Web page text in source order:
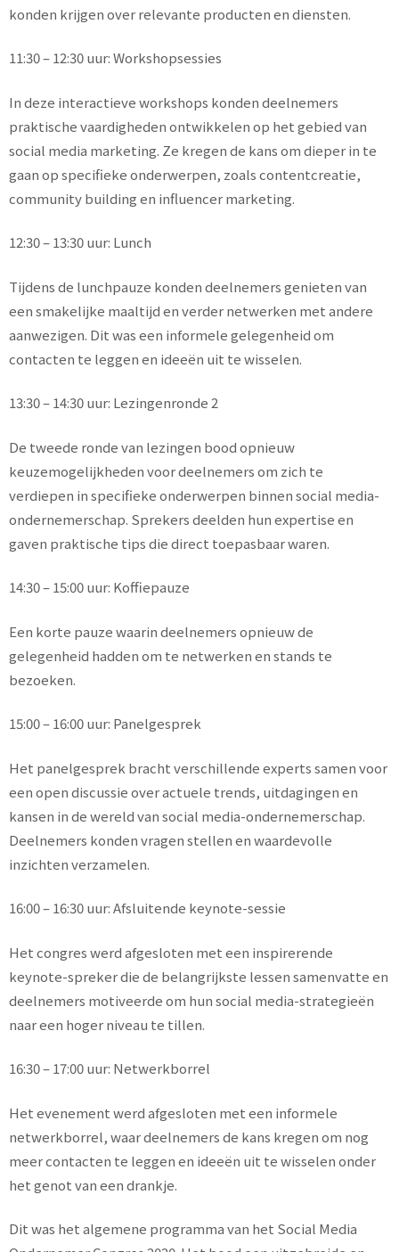
konden krijgen over relevante producten en diensten.
11:30 – 12:30 uur: Workshopsessies
In deze interactieve workshops konden deelnemers
praktische vaardigheden ontwikkelen op het gebied van
social media marketing. Ze kregen de kans om dieper in te
gaan op specifieke onderwerpen, zoals contentcreatie,
community building en influencer marketing.
12:30 – 13:30 uur: Lunch
Tijdens de lunchpauze konden deelnemers genieten van
een smakelijke maaltijd en verder netwerken met andere
aanwezigen. Dit was een informele gelegenheid om
contacten te leggen en ideeën uit te wisselen.
13:30 – 14:30 uur: Lezingenronde 2
De tweede ronde van lezingen bood opnieuw
keuzemogelijkheden voor deelnemers om zich te
verdiepen in specifieke onderwerpen binnen social media-
ondernemerschap. Sprekers deelden hun expertise en
gaven praktische tips die direct toepasbaar waren.
14:30 – 15:00 uur: Koffiepauze
Een korte pauze waarin deelnemers opnieuw de
gelegenheid hadden om te netwerken en stands te
bezoeken.
15:00 – 16:00 uur: Panelgesprek
Het panelgesprek bracht verschillende experts samen voor
een open discussie over actuele trends, uitdagingen en
kansen in de wereld van social media-ondernemerschap.
Deelnemers konden vragen stellen en waardevolle
inzichten verzamelen.
16:00 – 16:30 uur: Afsluitende keynote-sessie
Het congres werd afgesloten met een inspirerende
keynote-spreker die de belangrijkste lessen samenvatte en
deelnemers motiveerde om hun social media-strategieën
naar een hoger niveau te tillen.
16:30 – 17:00 uur: Netwerkborrel
Het evenement werd afgesloten met een informele
netwerkborrel, waar deelnemers de kans kregen om nog
meer contacten te leggen en ideeën uit te wisselen onder
het genot van een drankje.
Dit was het algemene programma van het Social Media